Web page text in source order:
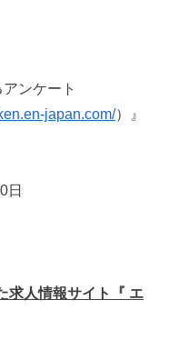
ンケート
japan.com/）』
日
求人情報サイト『 エ